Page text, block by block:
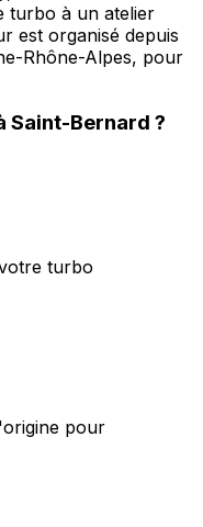
turbo à un atelier
est organisé depuis
Rhône-Alpes, pour
Saint-Bernard ?
turbo
pour